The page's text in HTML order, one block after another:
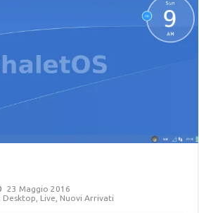
23 Maggio 2016
Desktop Live
Nuovi Arrivati